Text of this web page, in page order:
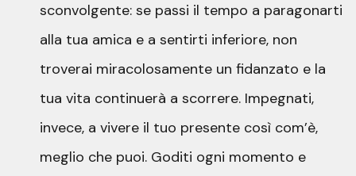
sconvolgente: se passi il tempo a paragonarti
alla tua amica e a sentirti inferiore, non
troverai miracolosamente un fidanzato e la
tua vita continuerà a scorrere. Impegnati,
invece, a vivere il tuo presente così com’è,
meglio che puoi. Goditi ogni momento e